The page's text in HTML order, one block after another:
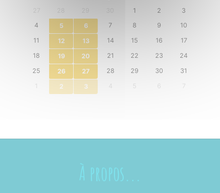
1 2
3
4
5 6 7 8 9 10
11 12 13 14 15 16 17
18 19 20 21 22 23 24
25 26 27 28 29 30 31
2 3 5 6 7
À propos...